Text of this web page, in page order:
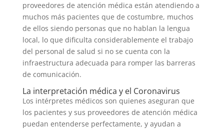
proveedores de atención médica están atendiendo a
muchos más pacientes que de costumbre, muchos
de ellos siendo personas que no hablan la lengua
local, lo que dificulta considerablemente el trabajo
del personal de salud si no se cuenta con la
infraestructura adecuada para romper las barreras
de comunicación.
La interpretación médica y el Coronavirus
Los intérpretes médicos son quienes aseguran que
los pacientes y sus proveedores de atención médica
puedan entenderse perfectamente, y ayudan a